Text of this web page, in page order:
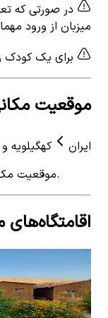
در صورتی که
میزبان از ورود
برای یک کودک زیر ۵ سال هزینه دریافت
موقعیت
ایران کهگیلویه
موقعیت مکانی دقیق پس از رزرو نمایش داده می‌شود.
اقامتگاه‌های
کلبه بومگردی